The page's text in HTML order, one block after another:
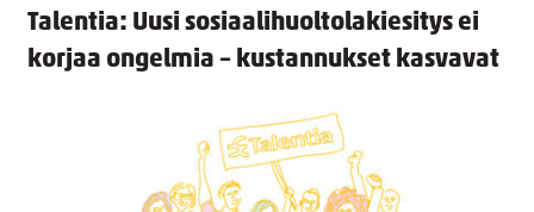
Talentia: Uusi sosiaalihuoltolakiesitys ei
korjaa ongelmia – kustannukset kasvavat